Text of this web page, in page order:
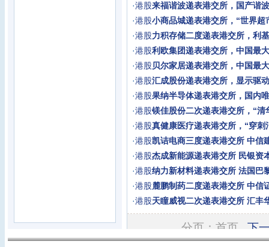
·港股来福谐波递表港交所，国产谐
·港股小商品城递表港交所，“世界超
·港股力积存储二度递表港交所，利
·港股利欧集团递表港交所，中国最
·港股贝尔家居递表港交所，中国最
·港股汇成股份递表港交所，显示驱
·港股果纳半导体递表港交所，国内
·港股镁佳股份二次递表港交所，“清
·港股真健康医疗递表港交所，“穿刺
·港股凯诘电商三度递表港交所 中信
·港股杰成新能源递表港交所 民银资
·港股纳力新材料递表港交所 法国巴
·港股麓鹏制药二度递表港交所 中信
·港股天瞳威视二次递表港交所 汇丰
分页：首页 下